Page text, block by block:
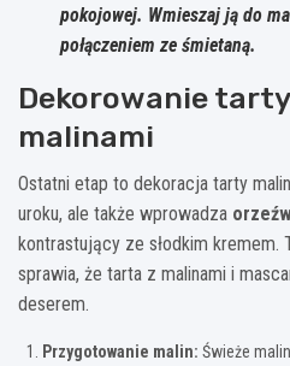
pokojowej. Wmieszaj ją do
połączeniem ze śmietaną.
Dekorowanie
malinami
Ostatni etap to dekoracja tarty
uroku, ale także wprowadza
kontrastujący ze słodkim kremem.
sprawia, że tarta z malinami i
deserem.
Przygotowanie malin: Świeże